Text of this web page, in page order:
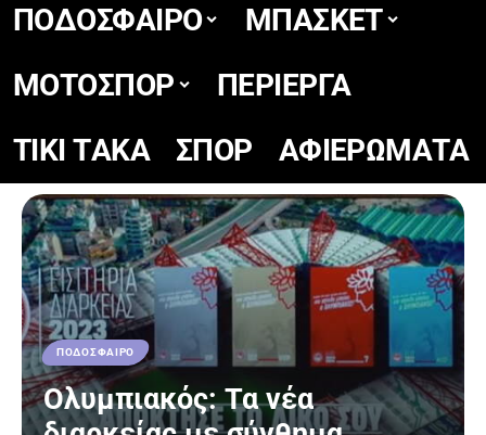
ΠΟΔΟΣΦΑΙΡΟ
ΜΠΑΣΚΕΤ
ΜΟΤΟΣΠΟΡ
ΠΕΡΙΕΡΓΑ
TIKΙ TΑΚΑ
ΣΠΟΡ ΑΦΙΕΡΩΜΑΤΑ
ΠΟΔΟΣΦΑΙΡΟ
Ολυμπιακός: Τα νέα